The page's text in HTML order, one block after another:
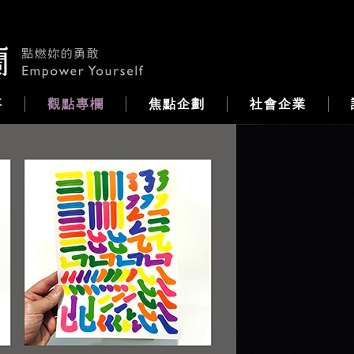
觀點專欄 焦點企劃 社會企業